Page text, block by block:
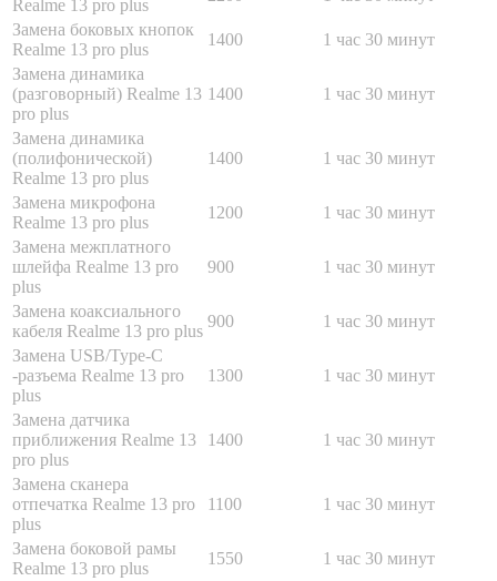
Realme 13 pro plus
Замена боковых кнопок
Realme 13 pro plus
1400
1 час 30 минут
Замена динамика
(разговорный) Realme 13
pro plus
1400 1 час 30 минут
Замена динамика
(полифонической)
Realme 13 pro plus
1400 1 час 30 минут
Замена микрофона
Realme 13 pro plus
1200
1 час 30 минут
Замена межплатного
шлейфа Realme 13 pro
plus
900 1 час 30 минут
Замена коаксиального
кабеля Realme 13 pro plus
900
1 час 30 минут
Замена USB/Type-C
-разъема Realme 13 pro
plus
1300 1 час 30 минут
Замена датчика
приближения Realme 13
pro plus
1400 1 час 30 минут
Замена сканера
отпечатка Realme 13 pro
plus
1100 1 час 30 минут
Замена боковой рамы
Realme 13 pro plus
1550
1 час 30 минут